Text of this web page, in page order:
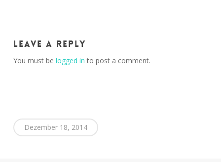
Leave a Reply
You must be logged in to post a comment.
Dezember 18, 2014